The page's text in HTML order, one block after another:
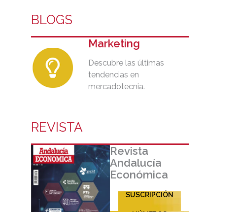
BLOGS
Marketing
Descubre las últimas
tendencias en
mercadotecnia.
REVISTA
Revista
Andalucía
Económica
SUSCRIPCIÓN